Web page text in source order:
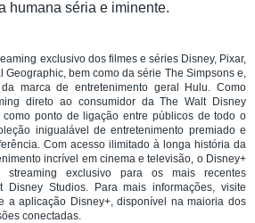
humana séria e iminente.
exclusivo dos filmes e séries Disney, Pixar,
Geographic, bem como da série The Simpsons e,
marca de entretenimento geral Hulu. Como
direto ao consumidor da The Walt Disney
como ponto de ligação entre públicos de todo o
inigualável de entretenimento premiado e
Com acesso ilimitado à longa história da
incrível em cinema e televisão, o Disney+
exclusivo para os mais recentes
Disney Studios. Para mais informações, visite
a aplicação Disney+, disponível na maioria dos
conectadas.